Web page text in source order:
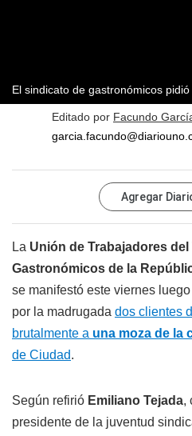
El sindicato de gastronómicos
Editado por Facundo
Agregar
La Unión de Trabajadores
Gastronómicos de la
se manifestó este viernes
por la madrugada dos clientes
brutalmente a una moza de la
de Ciudad.
Según refirió Emiliano Tejada,
presidente de la juventud